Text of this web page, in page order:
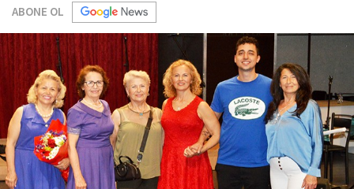
ABONE OL